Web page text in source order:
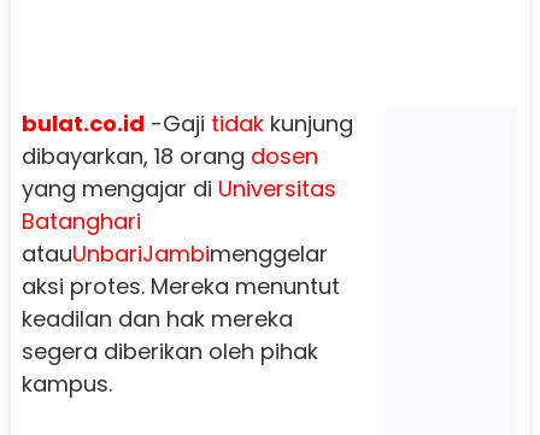
bulat.co.id -Gaji tidakkunjung
dibayarkan, 18 orang dosen
yang mengajar di Universitas
Batanghari
atauUnbariJambimenggelar
aksi protes. Mereka menuntut
keadilan dan hak mereka
segera diberikan oleh pihak
kampus.